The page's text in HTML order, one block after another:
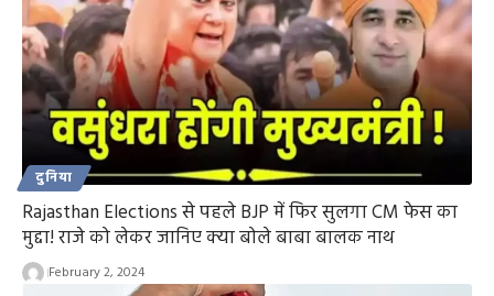
दुनिया
Rajasthan Elections से पहले BJP में फिर सुलगा CM फेस का
मुद्दा! राजे को लेकर जानिए क्या बोले बाबा बालक नाथ
February 2, 2024